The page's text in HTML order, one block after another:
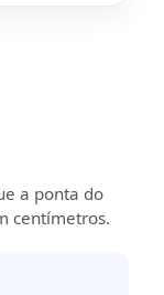
a ponta do
centímetros.